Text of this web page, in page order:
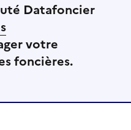
Datafoncier
votre
foncières.